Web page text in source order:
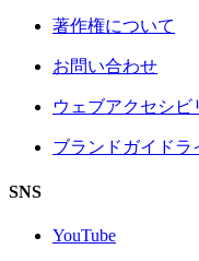
著作権について
お問い合わせ
ウェブアクセシビ
ブランドガイドラ
SNS
YouTube